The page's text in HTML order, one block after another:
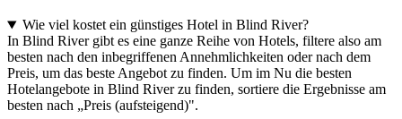
Wie viel kostet ein günstiges Hotel in Blind River?
In Blind River gibt es eine ganze Reihe von Hotels, filtere also am
besten nach den inbegriffenen Annehmlichkeiten oder nach dem
Preis, um das beste Angebot zu finden. Um im Nu die besten
Hotelangebote in Blind River zu finden, sortiere die Ergebnisse am
besten nach „Preis (aufsteigend)".